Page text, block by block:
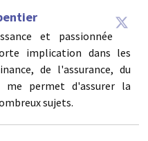
et passionnée
implication dans les
de l'assurance, du
permet d'assurer la
sujets.